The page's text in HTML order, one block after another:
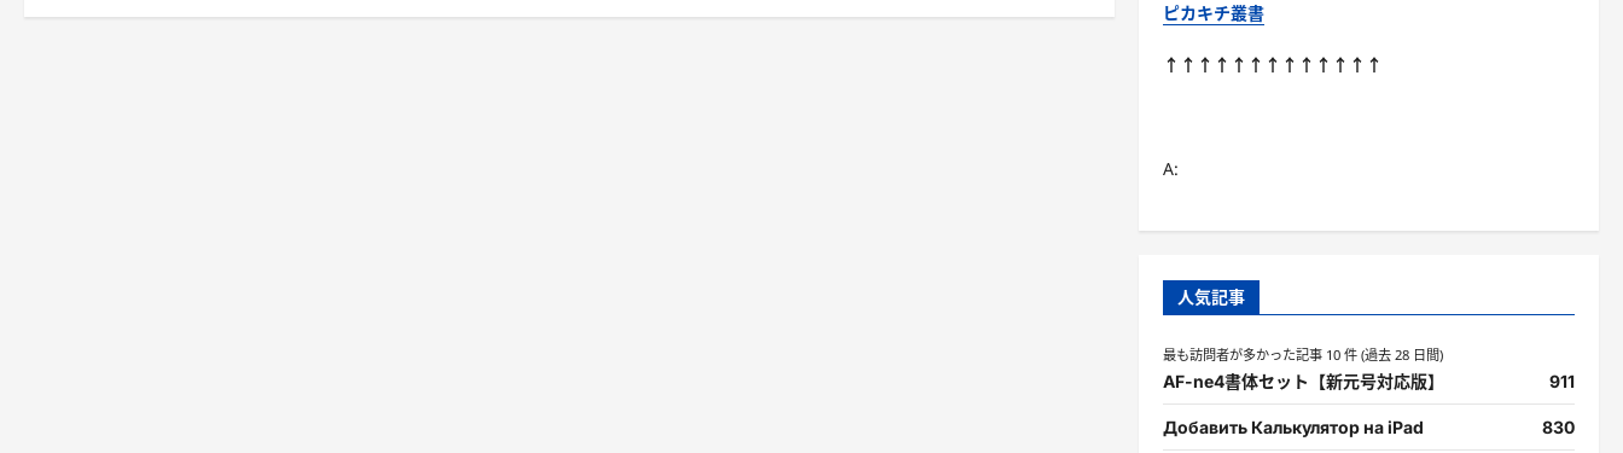
縄 ピカキチ叢書
↑↑↑↑↑↑↑↑↑↑↑↑↑
A:
人気記事
最も訪問者が多かった記事 10 件 (過去 28 日間)
AF-ne4書体セット【新元号対応版】 911
Добавить Калькулятор на iPad 830